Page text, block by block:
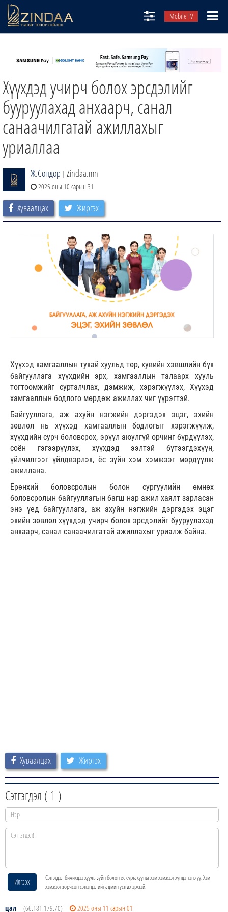
Mobile TV
ТВ8
ӨГЛӨӨНИЙ СОНИН
АУДИО ЗОХИОЛ
ЗИНДАА СЭТГҮҮЛ
Хүүхдэд учирч болох эрсдэлийг
бууруулахад анхаарч, санал
санаачилгатай ажиллахыг
уриаллаа
Ж.Сондор | Zindaa.mn
2025 оны 10 сарын 31
Хуваалцах Жиргэх
Хүүхэд хамгааллын тухай хуульд төр, хувийн хэвшлийн бүх
байгууллага хүүхдийн эрх, хамгааллын талаарх хууль
тогтоомжийг сурталчлах, дэмжиж, хэрэгжүүлэх, Хүүхэд
хамгааллын бодлого мөрдөж ажиллах чиг үүрэгтэй.
Байгууллага, аж ахуйн нэгжийн дэргэдэх эцэг, эхийн
зөвлөл нь хүүхэд хамгааллын бодлогыг хэрэгжүүлж,
хүүхдийн сурч боловсрох, эрүүл аюулгүй орчинг бүрдүүлэх,
соён гэгээрүүлэх, хүүхдэд ээлтэй бүтээгдэхүүн,
үйлчилгээг үйлдвэрлэх, ёс зүйн хэм хэмжээг мөрдүүлж
ажиллана.
Ерөнхий боловсролын болон сургуулийн өмнөх
боловсролын байгууллагын багш нар ажил хаялт зарласан
энэ үед байгууллага, аж ахуйн нэгжийн дэргэдэх эцэг
эхийн зөвлөл хүүхдэд учирч болох эрсдэлийг бууруулахад
анхаарч, санал санаачилгатай ажиллахыг уриалж байна.
Хуваалцах Жиргэх
Сэтгэгдэл ( 1 )
Илгээх
Сэтгэгдэл бичихдээ хууль зүйн болон ёс суртахууны хэм хэмжээг хүндэтгэнэ үү. Хэм
хэмжээг зөрчсөн сэтгэгдэлийг админ устгах эрхтэй.
цал (66.181.179.70) 2025 оны 11 сарын 01